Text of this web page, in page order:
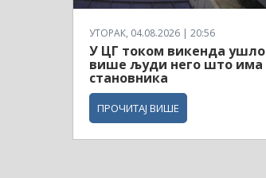
УТОРАК, 04.08.2026 | 20:56
У ЦГ током викенда ушло
више људи него што има
становника
ПРОЧИТАЈ ВИШЕ